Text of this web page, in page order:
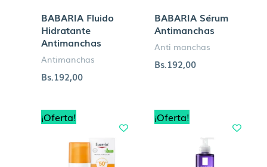
BABARIA Fluido
Hidratante
Antimanchas
Antimanchas
Bs.192,00
BABARIA Sérum
Antimanchas
Anti manchas
Bs.192,00
¡Oferta!
era:
Bs.329,00.
precio
¡Oferta!
original
era:
Bs.289,00.
precio